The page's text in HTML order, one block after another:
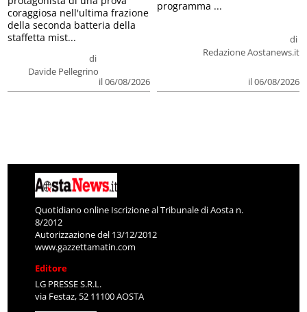
di
Davide Pellegrino
il 06/08/2026
coraggiosa nell'ultima frazione
della seconda batteria della
staffetta mist...
di
Redazione Aostanews.it
il 06/08/2026
programma ...
Quotidiano online Iscrizione al Tribunale di Aosta n.
8/2012
Autorizzazione del 13/12/2012
www.gazzettamatin.com
Editore
LG PRESSE S.R.L.
via Festaz, 52 11100 AOSTA